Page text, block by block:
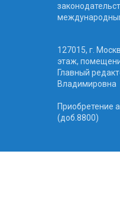
127015, г.
этаж,
Главный
Владимировна
Приобретение
(доб.8800)